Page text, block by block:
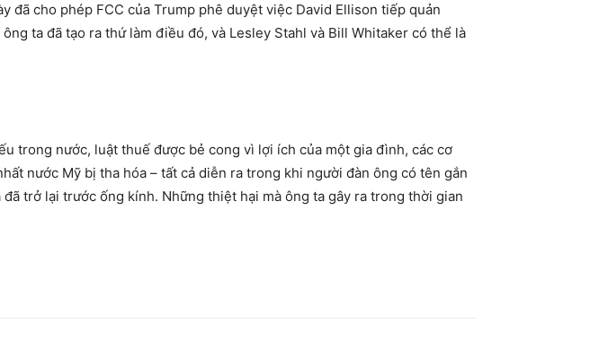
đã cho phép FCC của Trump phê duyệt việc David Ellison tiếp quản
ta đã tạo ra thứ làm điều đó, và Lesley Stahl và Bill Whitaker có thể là
trong nước, luật thuế được bẻ cong vì lợi ích của một gia đình, các cơ
nước Mỹ bị tha hóa – tất cả diễn ra trong khi người đàn ông có tên gắn
trở lại trước ống kính. Những thiệt hại mà ông ta gây ra trong thời gian